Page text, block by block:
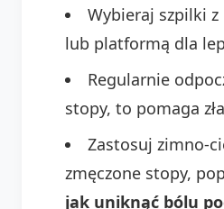
Wybieraj szpilki
lub platformą dla
Regularnie
stopy, to pomaga
Zastosuj zimno-
zmęczone stopy,
jak uniknąć bólu